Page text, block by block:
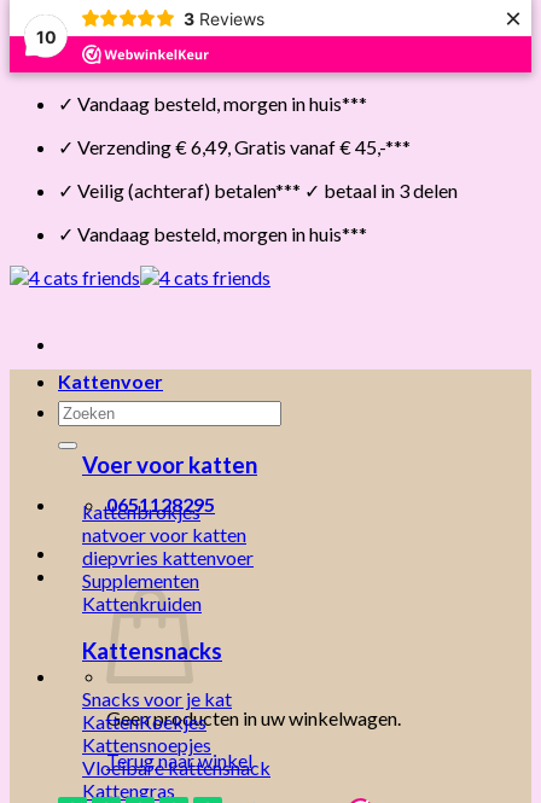
10
3 Reviews ×
Skip
✓ Vandaag besteld, morgen in huis***
✓ Verzending € 6,49, Gratis vanaf € 45,-***
✓ Veilig (achteraf) betalen*** ✓ betaal in 3 delen
✓ Vandaag besteld, morgen in huis***
Zoeken
naar:
0651128295
Geen producten in uw winkelwagen.
Terug naar winkel
Kattenvoer
Voer voor katten
kattenbrokjes
natvoer voor katten
diepvries kattenvoer
Supplementen
Kattenkruiden
Kattensnacks
Snacks voor je kat
KattenKoekjes
Kattensnoepjes
Vloeibare kattensnack
Kattengras